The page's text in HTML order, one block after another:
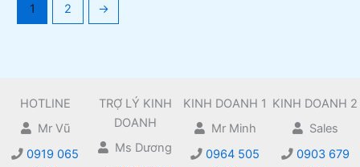
1 2 →
HOTLINE
Mr Vũ
0919 065
TRỢ LÝ KINH
DOANH
Ms Dương
KINH DOANH 1
Mr Minh
0964 505
KINH DOANH 2
Sales
0903 679